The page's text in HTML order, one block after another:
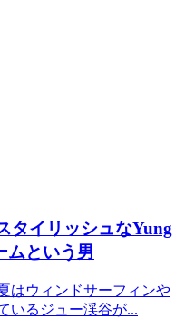
タイリッシュなYung
ムという男
はウィンドサーフィンや
いるジュー渓谷が...